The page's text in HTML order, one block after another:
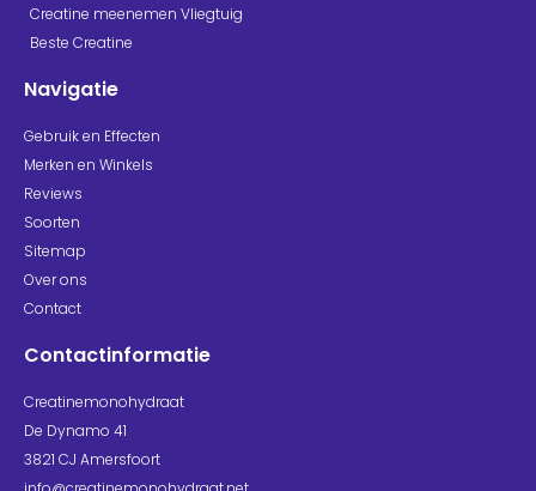
Creatine meenemen Vliegtuig
Beste Creatine
Navigatie
Gebruik en Effecten
Merken en Winkels
Reviews
Soorten
Sitemap
Over ons
Contact
Contactinformatie
Creatinemonohydraat
De Dynamo 41
3821 CJ Amersfoort